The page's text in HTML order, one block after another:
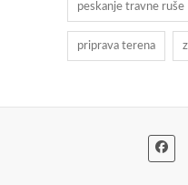
peskanje travne ruše
priprava terena